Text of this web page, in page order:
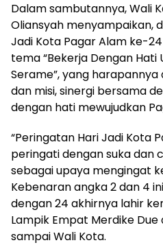
Dalam sambutannya, Wali
Oliansyah menyampaikan,
Jadi Kota Pagar Alam ke-
tema “Bekerja Dengan Hati
Serame”, yang
dan misi, sinergi bersama
dengan hati mewujudkan
“Peringatan Hari Jadi Kota
peringati dengan suka dan
sebagai upaya mengingat
Kebenaran angka 2 dan 4
dengan 24 akhirnya lahir
Lampik Empat Merdike Due
sampai Wali Kota.